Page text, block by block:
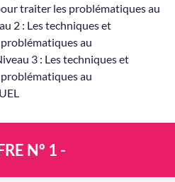
traiter les problématiques au
2 : Les techniques et
au
3 : Les techniques et
au
Nº 1 -